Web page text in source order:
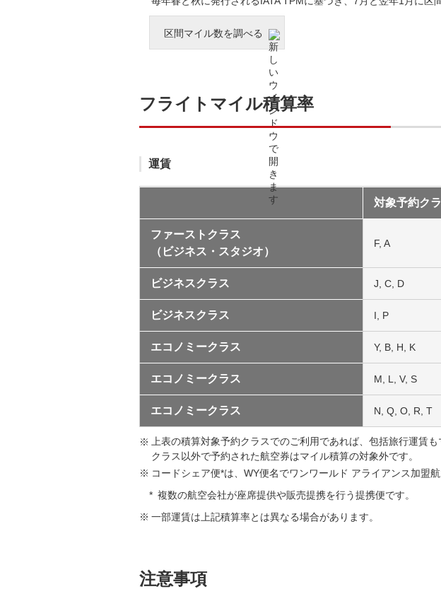
区間マイル数を調べる
フライトマイル積算率
運賃
対象予約ク
ファーストクラス
（ビジネス・スタジオ）
F, A
ビジネスクラス J, C, D
ビジネスクラス I, P
エコノミークラス Y, B, H, K
エコノミークラス M, L, V, S
エコノミークラス N, Q, O, R, T
上表の積算対象予約クラスでのご利用であれば、包括旅行運賃
クラス以外で予約された航空券はマイル積算の対象外です。
コードシェア便*は、WY便名でワンワールド アライアンス加盟
複数の航空会社が座席提供や販売提携を行う提携便です。
一部運賃は上記積算率とは異なる場合があります。
注意事項